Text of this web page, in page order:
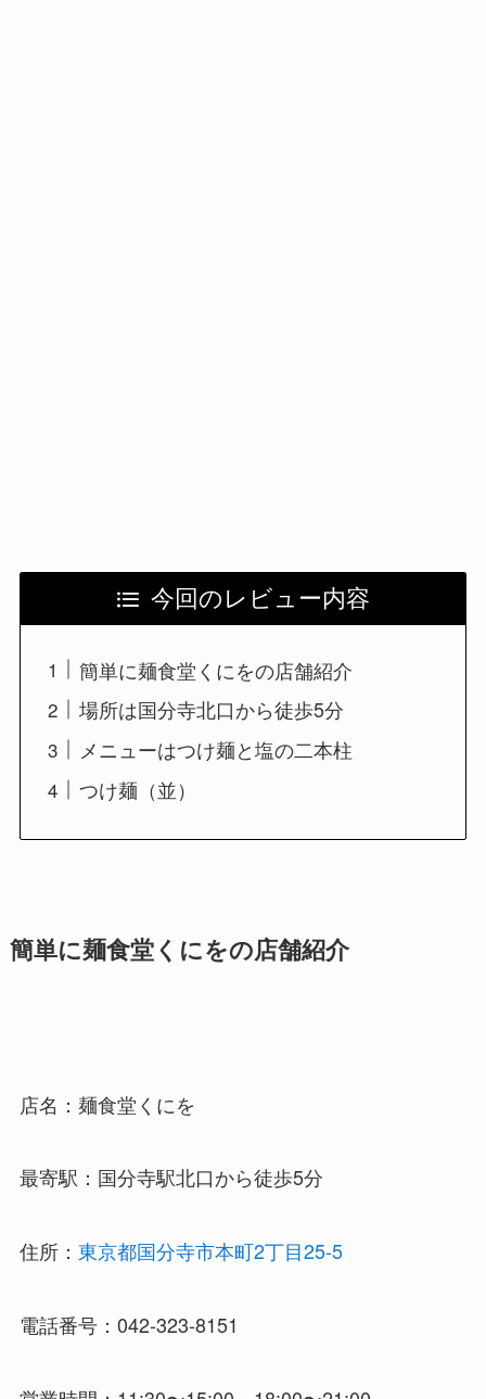
今回のレビュー内容
簡単に麺食堂くにをの店舗紹介
場所は国分寺北口から徒歩5分
メニューはつけ麺と塩の二本柱
つけ麺（並）
簡単に麺食堂くにをの店舗紹介
店名：麺食堂くにを
最寄駅：国分寺駅北口から徒歩5分
住所： 東京都国分寺市本町2丁目25-5
電話番号：042-323-8151